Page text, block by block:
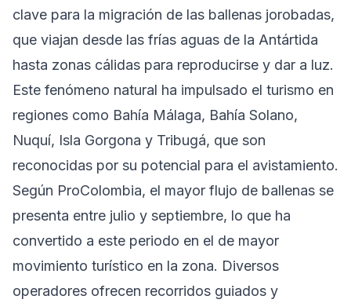
clave para la migración de las ballenas jorobadas,
que viajan desde las frías aguas de la Antártida
hasta zonas cálidas para reproducirse y dar a luz.
Este fenómeno natural ha impulsado el turismo en
regiones como Bahía Málaga, Bahía Solano,
Nuquí, Isla Gorgona y Tribugá, que son
reconocidas por su potencial para el avistamiento.
Según ProColombia, el mayor flujo de ballenas se
presenta entre julio y septiembre, lo que ha
convertido a este periodo en el de mayor
movimiento turístico en la zona. Diversos
operadores ofrecen recorridos guiados y